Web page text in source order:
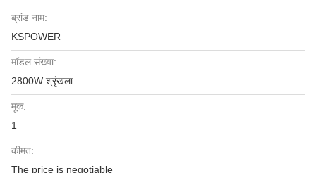
ब्रांड नाम:
KSPOWER
मॉडल संख्या:
2800W श्रृंखला
मूक:
1
कीमत:
The price is negotiable